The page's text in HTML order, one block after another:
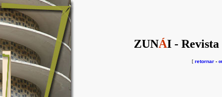
ZUNÁI - Revista
[ retornar -